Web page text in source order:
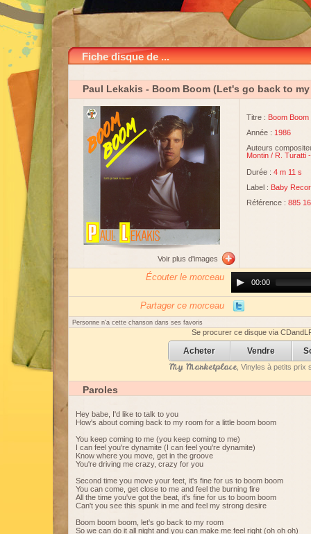
Fiche disque de ...
Paul Lekakis - Boom Boom (Let's go back to
Voir plus d'images
Titre : Boom
Année : 1986
Auteurs
Montin / R. Turatti
Durée : 4 m 11 s
Label : Baby
Référence : 885
Écouter le morceau
Player00:00
Partager ce morceau
Personne n'a cette chanson dans ses favoris
Se procurer ce disque via
Acheter Vendre
My Marketplace, Vinyles à petits prix
Paroles
Hey babe, I'd like to talk to you
How's about coming back to my room for a little boom boom
You keep coming to me (you keep coming to me)
I can feel you're dynamite (I can feel you're dynamite)
Know where you move, get in the groove
You're driving me crazy, crazy for you
Second time you move your feet, it's fine for us to boom boom
You can come, get close to me and feel the burning fire
All the time you've got the beat, it's fine for us to boom boom
Can't you see this spunk in me and feel my strong desire
Boom boom boom, let's go back to my room
So we can do it all night and you can make me feel right (oh oh oh)